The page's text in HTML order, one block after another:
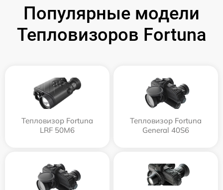
Популярные модели
Тепловизоров Fortuna
Тепловизор Fortuna
LRF 50M6
Тепловизор Fortuna
General 40S6